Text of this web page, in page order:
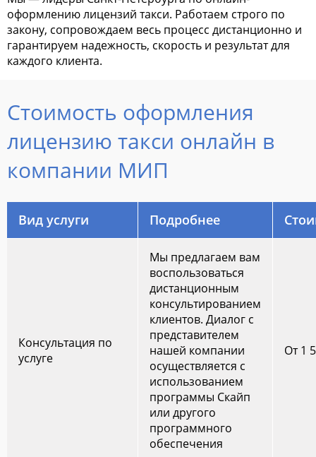
оформлению лицензий такси. Работаем строго по
закону, сопровождаем весь процесс дистанционно и
гарантируем надежность, скорость и результат для
каждого клиента.
Стоимость оформления
лицензию такси онлайн в
компании МИП
Вид услуги Подробнее
Консультация по
услуге
Мы предлагаем вам
воспользоваться
дистанционным
консультированием
клиентов. Диалог с
представителем
нашей компании
осуществляется с
использованием
программы Скайп
или другого
программного
обеспечения
От 1